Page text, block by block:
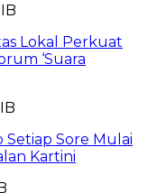
Lokal Perkuat
‘Suara
Sore Mulai
Kartini